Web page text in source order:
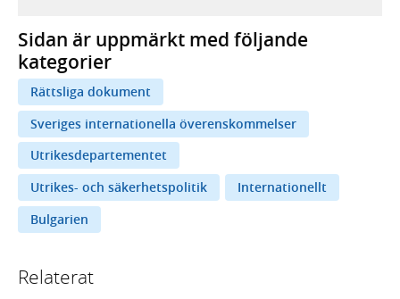
Sidan är uppmärkt med följande
kategorier
Rättsliga dokument
Sveriges internationella överenskommelser
Utrikesdepartementet
Utrikes- och säkerhetspolitik
Internationellt
Bulgarien
Relaterat